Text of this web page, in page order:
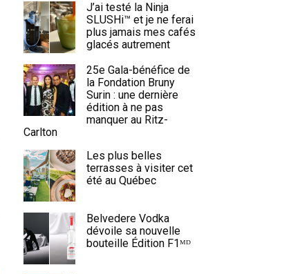
J’ai testé la Ninja
SLUSHi™ et je ne ferai
plus jamais mes cafés
glacés autrement
25e Gala-bénéfice de
la Fondation Bruny
Surin : une dernière
édition à ne pas
manquer au Ritz-
Carlton
Les plus belles
terrasses à visiter cet
été au Québec
Belvedere Vodka
dévoile sa nouvelle
bouteille Édition F1ᴹᴰ